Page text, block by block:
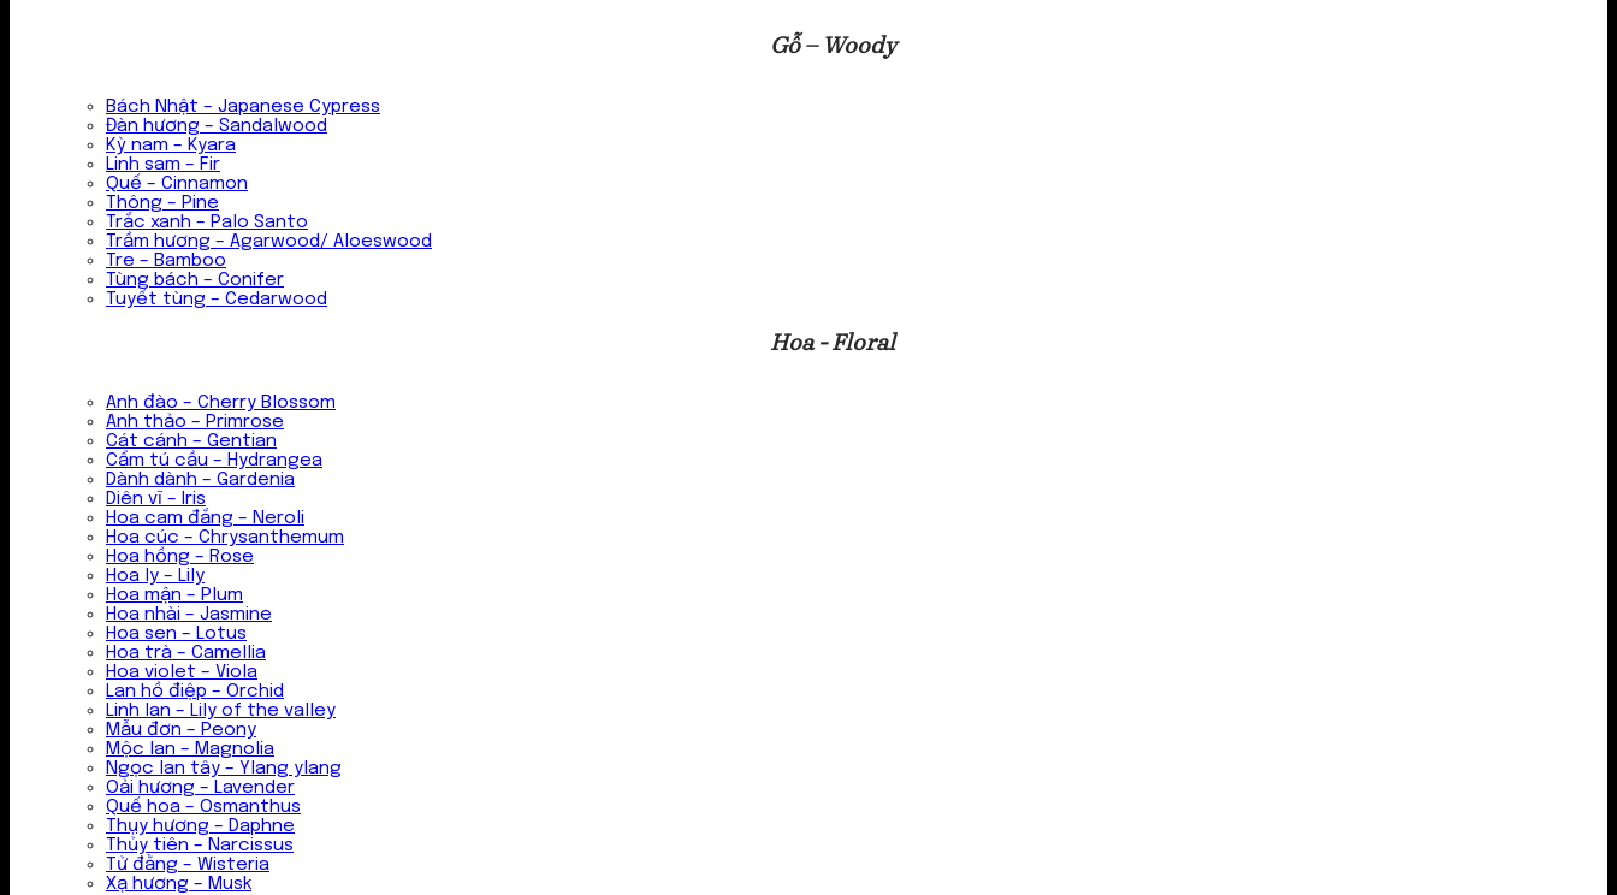
Gỗ – Woody
Bách Nhật – Japanese Cypress
Đàn hương – Sandalwood
Kỳ nam – Kyara
Linh sam – Fir
Quế – Cinnamon
Thông – Pine
Trắc xanh – Palo Santo
Trầm hương – Agarwood/ Aloeswood
Tre – Bamboo
Tùng bách – Conifer
Tuyết tùng – Cedarwood
Hoa - Floral
Anh đào – Cherry Blossom
Anh thảo – Primrose
Cát cánh – Gentian
Cẩm tú cầu – Hydrangea
Dành dành – Gardenia
Diên vĩ – Iris
Hoa cam đắng – Neroli
Hoa cúc – Chrysanthemum
Hoa hồng – Rose
Hoa ly – Lily
Hoa mận – Plum
Hoa nhài – Jasmine
Hoa sen – Lotus
Hoa trà – Camellia
Hoa violet – Viola
Lan hồ điệp – Orchid
Linh lan – Lily of the valley
Mẫu đơn – Peony
Mộc lan – Magnolia
Ngọc lan tây – Ylang ylang
Oải hương – Lavender
Quế hoa – Osmanthus
Thụy hương – Daphne
Thủy tiên – Narcissus
Tử đằng – Wisteria
Xạ hương – Musk